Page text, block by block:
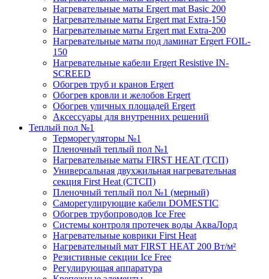
Нагревательные маты Ergert mat Basic 200
Нагревательные маты Ergert mat Extra-150
Нагревательные маты Ergert mat Extra-200
Нагревательные маты под ламинат Ergert FOIL-
150
Нагревательные кабели Ergert Resistive IN-
SCREED
Обогрев труб и кранов Ergert
Обогрев кровли и желобов Ergert
Обогрев уличных площадей Ergert
Аксессуары для внутренних решений
Теплый пол №1
Терморегуляторы №1
Пленочный теплый пол №1
Нагревательные маты FIRST HEAT (ТСП)
Универсальная двухжильная нагревательная
секция First Heat (СТСП)
Пленочный теплый пол №1 (мерный)
Саморегулирующие кабели DOMESTIC
Обогрев трубопроводов Ice Free
Системы контроля протечек воды АкваЛорд
Нагревательные коврики First Heat
Нагревательный мат FIRST HEAT 200 Вт/м²
Резистивные секции Ice Free
Регулирующая аппаратура